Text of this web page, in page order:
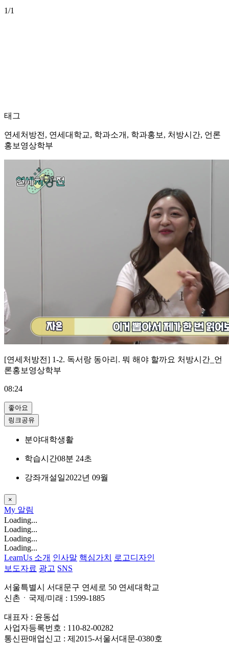
1/1
태그
연세처방전, 연세대학교, 학과소개, 학과홍보, 처방시간, 언론
홍보영상학부
[연세처방전] 1-2. 독서랑 동아리. 뭐 해야 할까요 처방시간_언
론홍보영상학부
08:24
좋아요
링크공유
분야대학생활
학습시간08분 24초
강좌개설일2022년 09월
×
My 알림
Loading...
Loading...
Loading...
Loading...
LearnUs 소개 인사말 핵심가치
로고디자인
보도자료 광고 SNS
서울특별시 서대문구 연세로 50 연세대학교
신촌ㆍ국제/미래 : 1599-1885
대표자 : 윤동섭
사업자등록번호 : 110-82-00282
통신판매업신고 : 제2015-서울서대문-0380호